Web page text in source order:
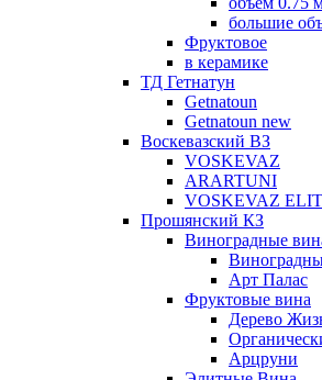
большие
Фруктовое
в керамике
ТД Гетнатун
Getnatoun
Getnatoun new
Воскевазский ВЗ
VOSKEVAZ
ARARTUNI
VOSKEVAZ
Прошянский КЗ
Виноградные
Арт Палас
Фруктовые вина
Дерево
Арцруни